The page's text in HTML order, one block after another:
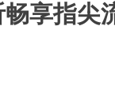
畅享指